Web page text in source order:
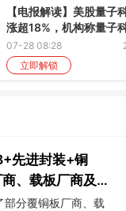
【电报解读】美股量子
涨超18%，机构称量子
沿科研走向产业验证，
股企业IPO已被批准注册
07-28 08:28
立即解锁
先进封装+铜
、载板厂商及相
单，主要应用场
分覆铜板厂商、载